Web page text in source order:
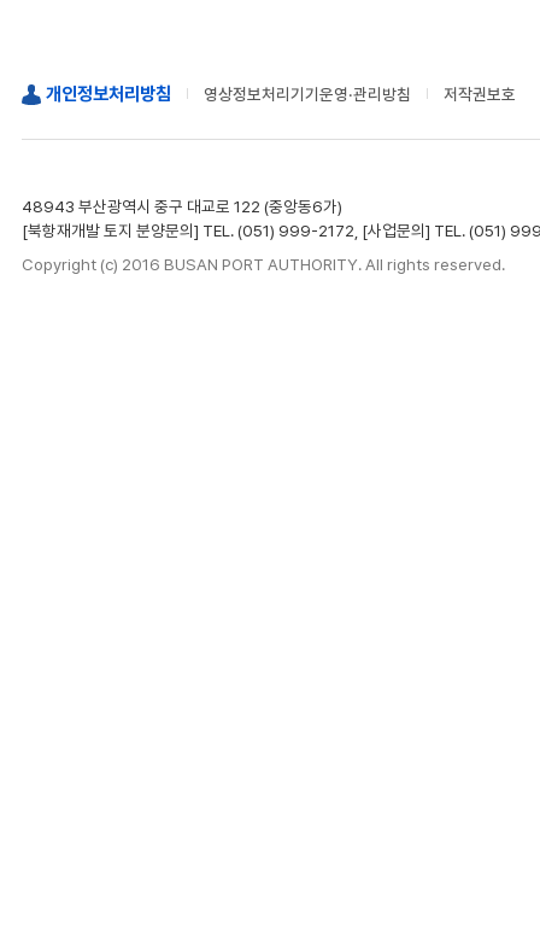
개인정보처리방침 영상정보처리기기운영·관리방침 저작권보호
48943 부산광역시 중구 대교로 122 (중앙동6가)
[북항재개발 토지 분양문의] TEL. (051) 999-2172, [사업문의] TEL. (051)
Copyright (c) 2016 BUSAN PORT AUTHORITY. All rights reserved.